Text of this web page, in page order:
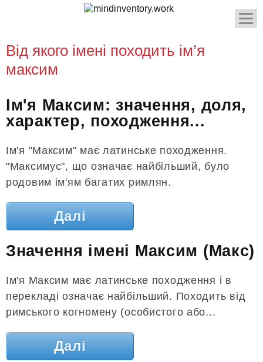
Від якого імені походить ім’я
максим
Ім'я Максим: значення, доля,
характер, походження...
Ім'я "Максим" має латинське походження.
"Максимус", що означає найбільший, було
родовим ім'ям багатих римлян.
Далі
Значення імені Максим (Макс)
Ім'я Максим має латинське походження і в
перекладі означає найбільший. Походить від
римського когномену (особистого або...
Далі